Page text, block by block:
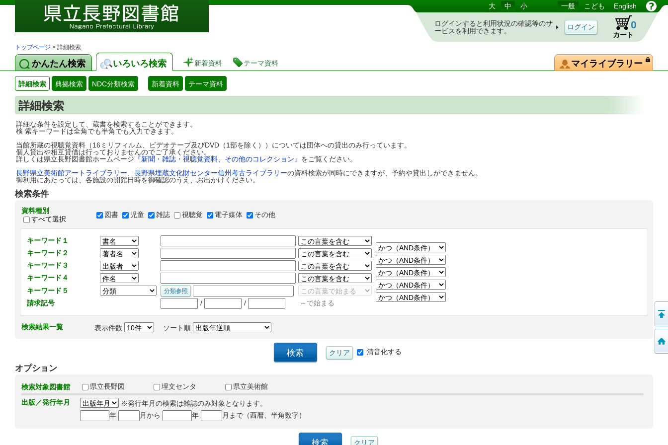
図書館 蔵書検索・予約システム 大 中 小 一般 こども English
ログインすると利用状況の確認等のサ
ービスを利用できます。
カート
0
トップページ > 詳細検索
かんたん検索 いろいろ検索 新着資料 テーマ資料 マイライブラリー
詳細検索 典拠検索 NDC分類検索 新着資料 テーマ資料
詳細検索
詳細な条件を設定して、蔵書を検索することができます。
検 索キーワードは全角でも半角でも入力できます。
当館所蔵の視聴覚資料（16ミリフィルム、ビデオテープ及びDVD（1部を除く））については団体への貸出のみ行っています。
個人貸出や相互貸借は行っておりませんのでご了承ください。
詳しくは県立長野図書館ホームページ 『新聞・雑誌・視聴覚資料、その他のコレクション』 をご覧ください。
長野県立美術館アートライブラリー
長野県埋蔵文化財センター信州考古ライブラリーの資料検索が同時にできますが、予約や貸出しができません。
御利用にあたっては、各施設の開館日時を御確認のうえ、お出かけください。
検索条件
資料種別
すべて選択
図書 児童 雑誌 視聴覚 電子媒体 その他
キーワード１
キーワード２
キーワード３
キーワード４
キーワード５
請求記号
/ / ～で始まる
検索結果一覧 表示件数 ソート順
清音化する
オプション
検索対象図書館 県立長野図 埋文センタ
県立美術館
出版／発行年月
※発行年月の検索は雑誌のみ対象となります。
年
月から 年 月まで（西暦、半角数字）